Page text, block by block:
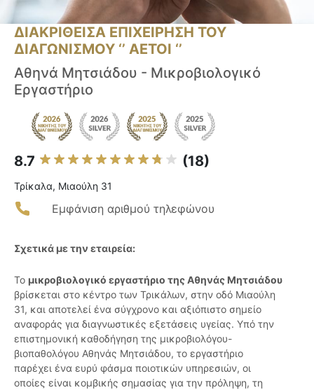
ΔΙΑΚΡΙΘΕΙΣΑ ΕΠΙΧΕΙΡΗΣΗ ΤΟΥ
ΔΙΑΓΩΝΙΣΜΟΥ ‘’ ΑΕΤΟΙ ‘’
Αθηνά Μητσιάδου - Μικροβιολογικό
Εργαστήριο
8.7 (18)
Τρίκαλα, Μιαούλη 31
Εμφάνιση αριθμού τηλεφώνου
Σχετικά με την εταιρεία:
Το μικροβιολογικό εργαστήριο της Αθηνάς Μητσιάδου
βρίσκεται στο κέντρο των Τρικάλων, στην οδό Μιαούλη
31, και αποτελεί ένα σύγχρονο και αξιόπιστο σημείο
αναφοράς για διαγνωστικές εξετάσεις υγείας. Υπό την
επιστημονική καθοδήγηση της μικροβιολόγου-
βιοπαθολόγου Αθηνάς Μητσιάδου, το εργαστήριο
παρέχει ένα ευρύ φάσμα ποιοτικών υπηρεσιών, οι
οποίες είναι κομβικής σημασίας για την πρόληψη, τη